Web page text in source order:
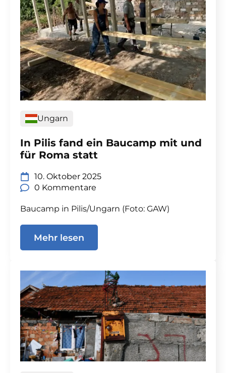
Ungarn
In Pilis fand ein Baucamp mit und
für Roma statt
10. Oktober 2025
0 Kommentare
Baucamp in Pilis/Ungarn (Foto: GAW)
Mehr lesen